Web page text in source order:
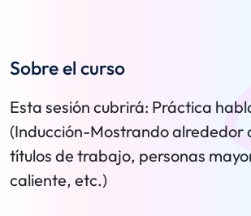
Sobre el curso
Esta sesión cubrirá: Práctica
(Inducción-Mostrando alrededor
títulos de trabajo, personas
caliente, etc.)